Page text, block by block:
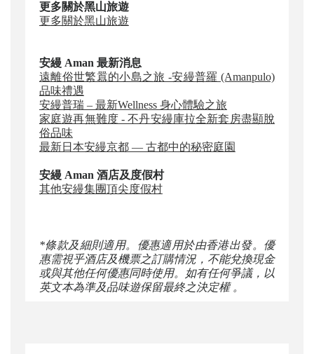
更多關於黑山旅遊
更多關於黑山旅遊
安縵 Aman 最新消息
遠離俗世繁囂的小島之旅 -安縵普羅 (Amanpulo)
品味禮遇
安縵普瑞 – 最新Wellness 身心體驗之旅
家庭遊再無難度 - 不丹安縵庫拉全新套房盡顯脫
俗品味
最新日本安縵京都 — 古都中的秘密庭園
安縵 Aman 酒店及度假村
其他安縵集團頂尖度假村
*條款及細則適用。優惠適用於由香港出發。優
惠需視乎酒店及機票之訂購情況，不能兌換現金
或與其他任何優惠同時使用。如有任何爭議，以
英文本為準及品味遊保留最終之決定權 。